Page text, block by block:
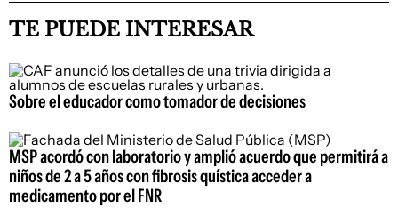
TE PUEDE INTERESAR
Sobre el educador como tomador de decisiones
MSP acordó con laboratorio y amplió acuerdo que permitirá a
niños de 2 a 5 años con fibrosis quística acceder a
medicamento por el FNR